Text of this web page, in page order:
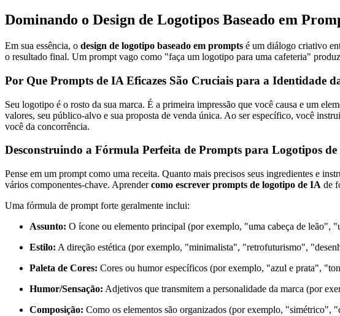
Dominando o Design de Logotipos Baseado em
Em sua essência, o design de logotipo baseado em prompts é um diálogo criativo
o resultado final. Um prompt vago como "faça um logotipo para uma cafeteria"
Por Que Prompts de IA Eficazes São Cruciais para a Identidade
Seu logotipo é o rosto da sua marca. É a primeira impressão que você causa e um
valores, seu público-alvo e sua proposta de venda única. Ao ser específico, você
você da concorrência.
Desconstruindo a Fórmula Perfeita de Prompts para Logotipos
Pense em um prompt como uma receita. Quanto mais precisos seus ingredientes e
vários componentes-chave. Aprendercomo escrever prompts de logotipo de IA de
Uma fórmula de prompt forte geralmente inclui:
Assunto: O ícone ou elemento principal (por exemplo, "uma cabeça de leão",
Estilo: A direção estética (por exemplo, "minimalista", "retrofuturismo",
Paleta de Cores: Cores ou humor específicos (por exemplo, "azul e prata",
Humor/Sensação: Adjetivos que transmitem a personalidade da marca (por
Composição: Como os elementos são organizados (por exemplo, "simétrico",